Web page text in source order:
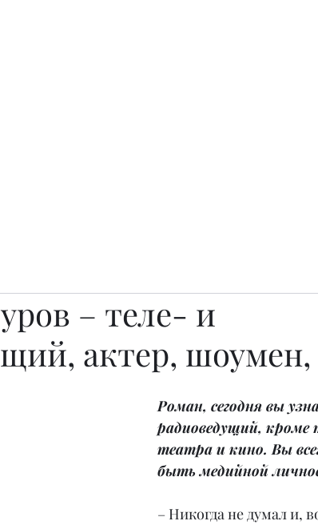
– теле- и
актер, шоумен,
Роман, сегодня вы
радиоведущий, кроме
театра и кино. Вы
быть медийной
– Никогда не думал и,